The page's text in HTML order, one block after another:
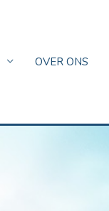
OVER ONS